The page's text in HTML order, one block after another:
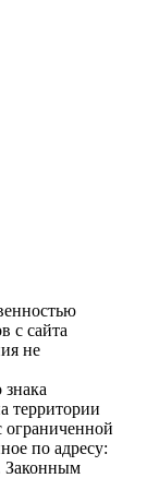
с сайта
не
ограниченной
по адресу:
Законным